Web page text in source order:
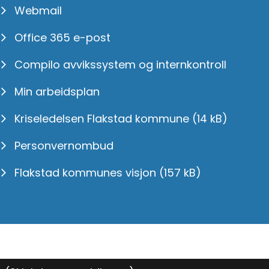
Webmail
Office 365 e-post
Compilo avvikssystem og internkontroll
Min arbeidsplan
Kriseledelsen Flakstad kommune (14 kB)
Personvernombud
Flakstad kommunes visjon (157 kB)